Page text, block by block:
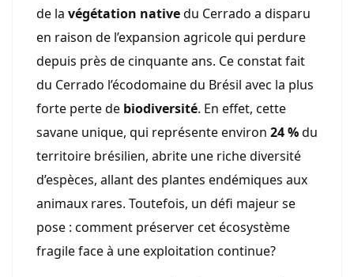
de la végétation nativedu Cerrado a disparu
en raison de l’expansion agricole qui perdure
depuis près de cinquante ans. Ce constat fait
du Cerrado l’écodomaine du Brésil avec la plus
forte perte de biodiversité. En effet, cette
savane unique, qui représente environ 24 %du
territoire brésilien, abrite une riche diversité
d’espèces, allant des plantes endémiques aux
animaux rares. Toutefois, un défi majeur se
pose : comment préserver cet écosystème
fragile face à une exploitation continue?